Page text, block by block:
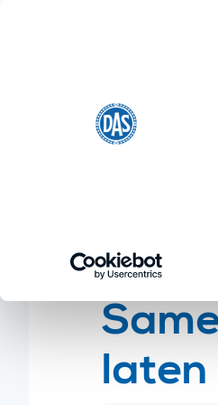
Alle
Ondernemers
laten